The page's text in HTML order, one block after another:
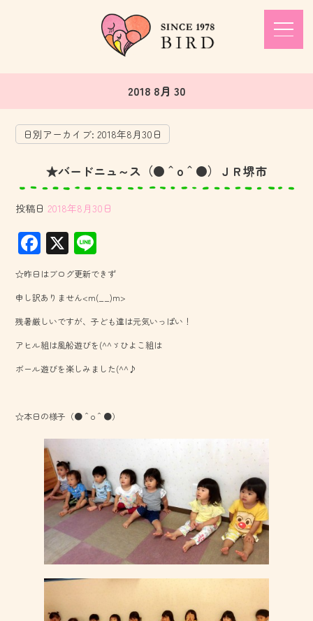
2018 8月 30
日別アーカイブ:2018年8月30日
★バードニュ～ス（●＾o＾●）ＪＲ堺市
投稿日 2018年8月30日
F
ac
e
b
o
ok
X
ne
☆昨日はブログ更新できず
申し訳ありません<m(__)m>
残暑厳しいですが、子ども達は元気いっぱい！
アヒル組は風船遊びを(^^ゞひよこ組は
ボール遊びを楽しみました(^^♪
☆本日の様子（●＾o＾●）